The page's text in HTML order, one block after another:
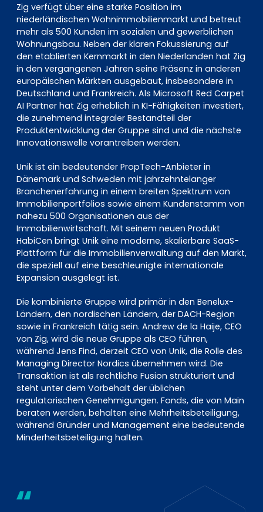
Zig verfügt über eine starke Position im
niederländischen Wohnimmobilienmarkt und betreut
mehr als 500 Kunden im sozialen und gewerblichen
Wohnungsbau. Neben der klaren Fokussierung auf
den etablierten Kernmarkt in den Niederlanden hat Zig
in den vergangenen Jahren seine Präsenz in anderen
europäischen Märkten ausgebaut, insbesondere in
Deutschland und Frankreich. Als Microsoft Red Carpet
AI Partner hat Zig erheblich in KI-Fähigkeiten investiert,
die zunehmend integraler Bestandteil der
Produktentwicklung der Gruppe sind und die nächste
Innovationswelle vorantreiben werden.
Unik ist ein bedeutender PropTech-Anbieter in
Dänemark und Schweden mit jahrzehntelanger
Branchenerfahrung in einem breiten Spektrum von
Immobilienportfolios sowie einem Kundenstamm von
nahezu 500 Organisationen aus der
Immobilienwirtschaft. Mit seinem neuen Produkt
HabiCen bringt Unik eine moderne, skalierbare SaaS-
Plattform für die Immobilienverwaltung auf den Markt,
die speziell auf eine beschleunigte internationale
Expansion ausgelegt ist.
Die kombinierte Gruppe wird primär in den Benelux-
Ländern, den nordischen Ländern, der DACH-Region
sowie in Frankreich tätig sein. Andrew de la Haije, CEO
von Zig, wird die neue Gruppe als CEO führen,
während Jens Find, derzeit CEO von Unik, die Rolle des
Managing Director Nordics übernehmen wird. Die
Transaktion ist als rechtliche Fusion strukturiert und
steht unter dem Vorbehalt der üblichen
regulatorischen Genehmigungen. Fonds, die von Main
beraten werden, behalten eine Mehrheitsbeteiligung,
während Gründer und Management eine bedeutende
Minderheitsbeteiligung halten.